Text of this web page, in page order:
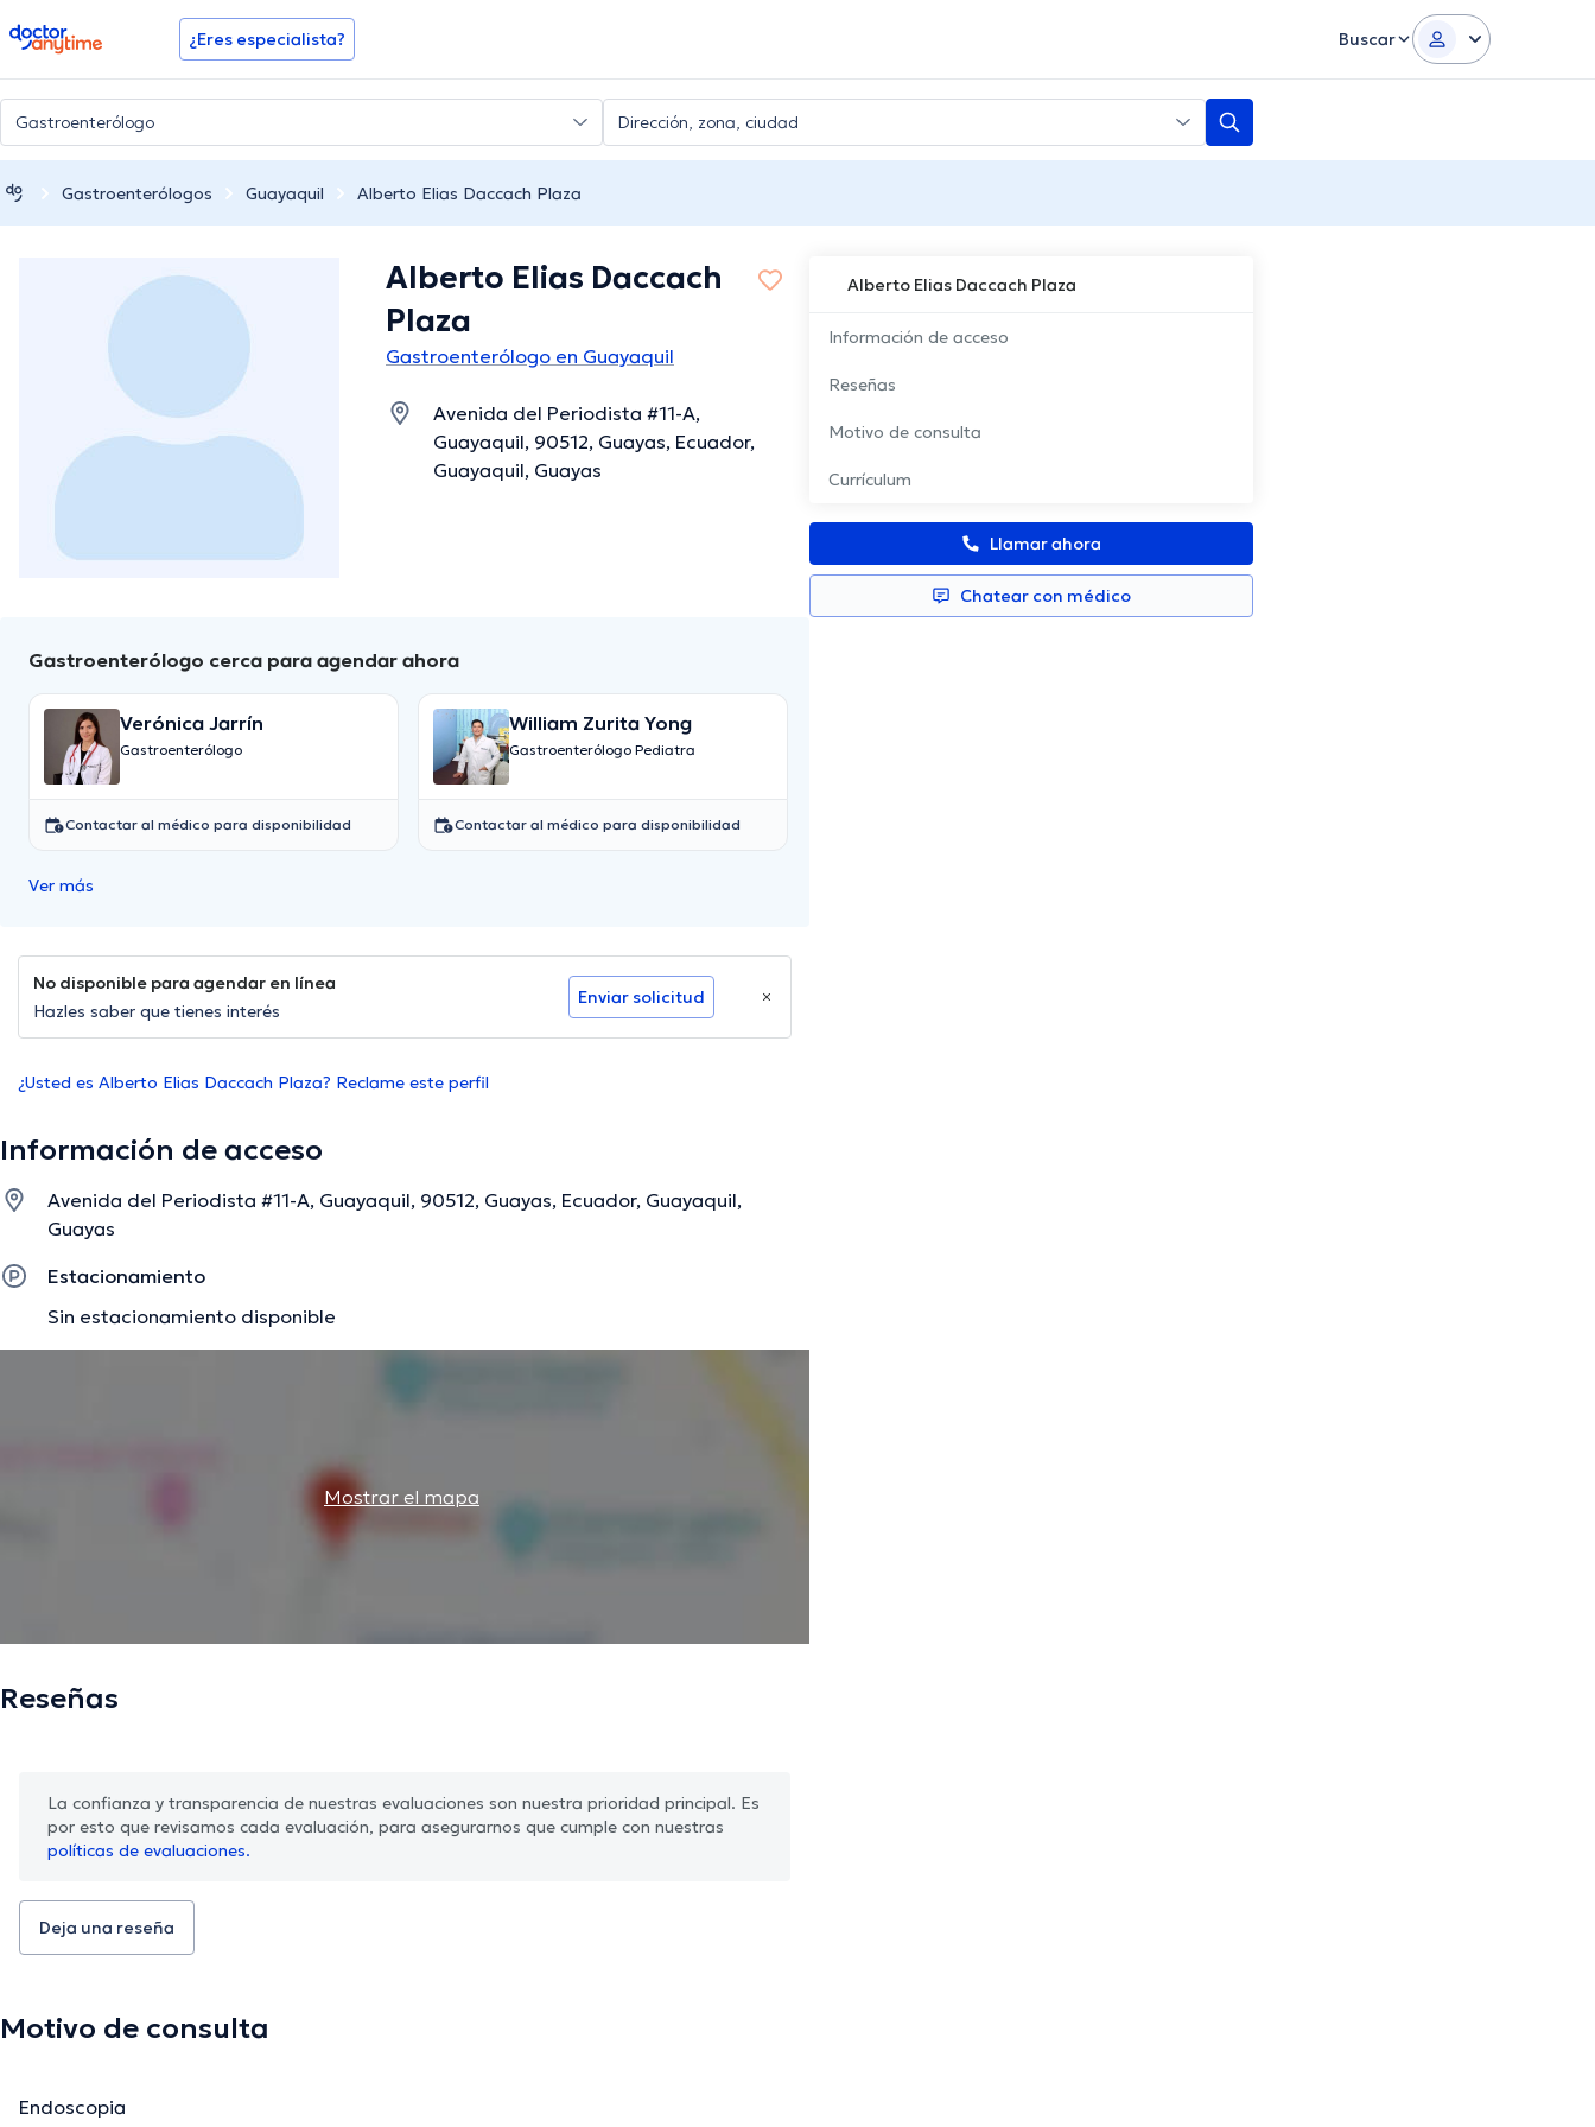
doctoranytime ¿Eres especialista? Buscar
Gastroenterólogos Guayaquil Alberto Elias Daccach Plaza
Alberto Elias Daccach Plaza
Información de acceso
Reseñas
Motivo de consulta
Currículum
Llamar ahora
Chatear con médico
Alberto Elias Daccach
Plaza
Gastroenterólogo en Guayaquil
Avenida del Periodista #11-A,
Guayaquil, 90512, Guayas, Ecuador,
Guayaquil, Guayas
Gastroenterólogo cerca para agendar ahora
Verónica Jarrín
Gastroenterólogo
Contactar al médico para disponibilidad
William Zurita Yong
Gastroenterólogo Pediatra
Contactar al médico para disponibilidad
Ver más
No disponible para agendar en línea
Hazles saber que tienes interés
Enviar solicitud
¿Usted es Alberto Elias Daccach Plaza? Reclame este perfil
Información de acceso
Avenida del Periodista #11-A, Guayaquil, 90512, Guayas, Ecuador, Guayaquil,
Guayas
Estacionamiento
Sin estacionamiento disponible
Mostrar el mapa
Reseñas
La confianza y transparencia de nuestras evaluaciones son nuestra prioridad principal. Es
por esto que revisamos cada evaluación, para asegurarnos que cumple con nuestras
políticas de evaluaciones.
Deja una reseña
Motivo de consulta
Endoscopia